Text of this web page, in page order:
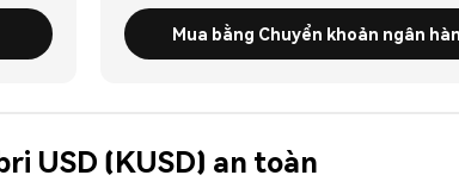
Mua bằng Chuyển khoản ngân
USD (KUSD) an toàn